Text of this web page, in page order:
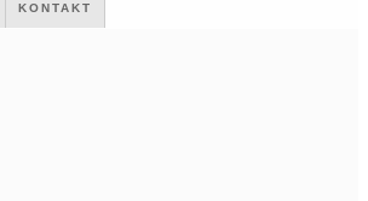
KONTAKT